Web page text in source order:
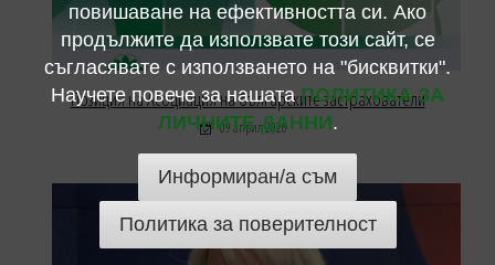
Позиция на Асоциация на българските застрахователи
09 април 2026
повишаване на ефективността си. Ако
продължите да използвате този сайт, се
съгласявате с използването на "бисквитки".
Научете повече за нашатаПОЛИТИКА ЗА
ЛИЧНИТЕ ДАННИ.
Информиран/а съм
Политика за поверителност